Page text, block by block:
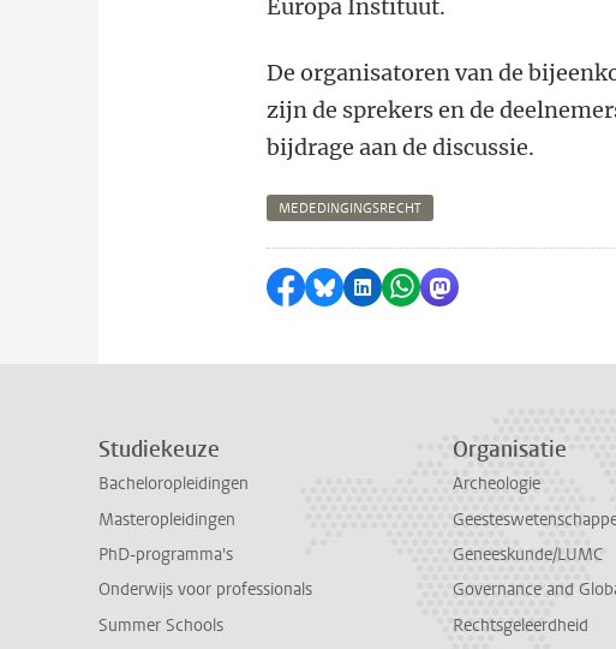
Europa Instituut.
De organisatoren van de
zijn de sprekers en de
bijdrage aan de discussie.
MEDEDINGINGSRECHT
Delen op Facebook
Delen via Bluesky
Delen op LinkedIn
Delen via WhatsApp
Delen via
Studiekeuze
Bacheloropleidingen
Masteropleidingen
PhD-programma's
Onderwijs voor professionals
Summer Schools
Organisatie
Archeologie
Geneeskunde/LUMC
Governance and
Rechtsgeleerdheid